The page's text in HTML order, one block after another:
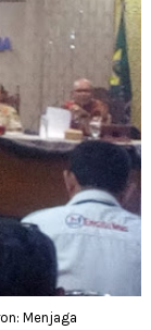
Menjaga